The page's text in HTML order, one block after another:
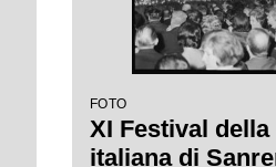
FOTO
XI Festival della
italiana di